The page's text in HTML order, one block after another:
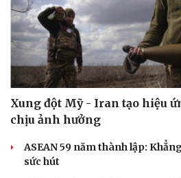
Xung đột Mỹ - Iran tạo hiệu
chịu ảnh hưởng
ASEAN 59 năm thành lập:
sức hút